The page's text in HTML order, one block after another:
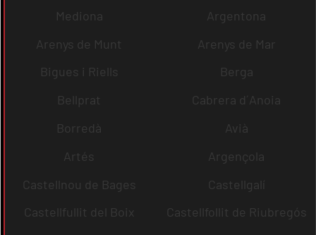
Mediona
Argentona
Arenys de Munt
Arenys de Mar
Bigues i Riells
Berga
Bellprat
Cabrera d´Anoia
Borredà
Avià
Artés
Argençola
Castellnou de Bages
Castellgalí
Castellfullit del Boix
Castellfollit de Riubregós